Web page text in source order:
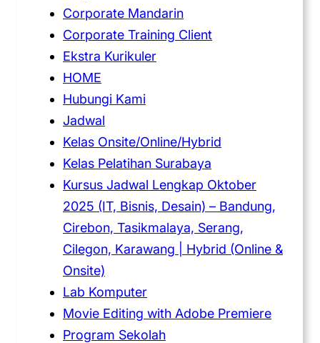
Corporate Mandarin
Corporate Training Client
Ekstra Kurikuler
HOME
Hubungi Kami
Jadwal
Kelas Onsite/Online/Hybrid
Kelas Pelatihan Surabaya
Kursus Jadwal Lengkap Oktober
2025 (IT, Bisnis, Desain) – Bandung,
Cirebon, Tasikmalaya, Serang,
Cilegon, Karawang | Hybrid (Online &
Onsite)
Lab Komputer
Movie Editing with Adobe Premiere
Program Sekolah